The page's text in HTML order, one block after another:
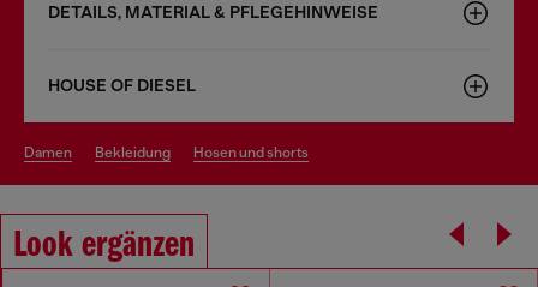
DETAILS, MATERIAL & PFLEGEHINWEISE
HOUSE OF DIESEL
damen bekleidung hosen und shorts
Look ergänzen